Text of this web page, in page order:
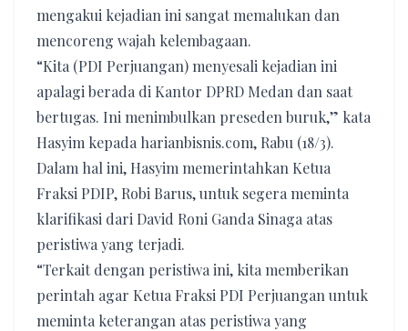
mengakui kejadian ini sangat memalukan dan
mencoreng wajah kelembagaan.
“Kita (PDI Perjuangan) menyesali kejadian ini
apalagi berada di Kantor DPRD Medan dan saat
bertugas. Ini menimbulkan preseden buruk,” kata
Hasyim kepada harianbisnis.com, Rabu (18/3).
Dalam hal ini, Hasyim memerintahkan Ketua
Fraksi PDIP, Robi Barus, untuk segera meminta
klarifikasi dari David Roni Ganda Sinaga atas
peristiwa yang terjadi.
“Terkait dengan peristiwa ini, kita memberikan
perintah agar Ketua Fraksi PDI Perjuangan untuk
meminta keterangan atas peristiwa yang